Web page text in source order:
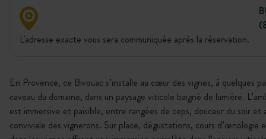
L'adresse exacte vous sera communiquée après la réservation.
En Provence, ce Bivouac s’installe au cœur des vignes, à quelques
caveau du domaine, dans un paysage viticole baigné de lumière.
est immersive et paisible, entre rangées de ceps, douceur du soir et
conviviale des vignerons. Sur place, dégustations, cours d’œnologie